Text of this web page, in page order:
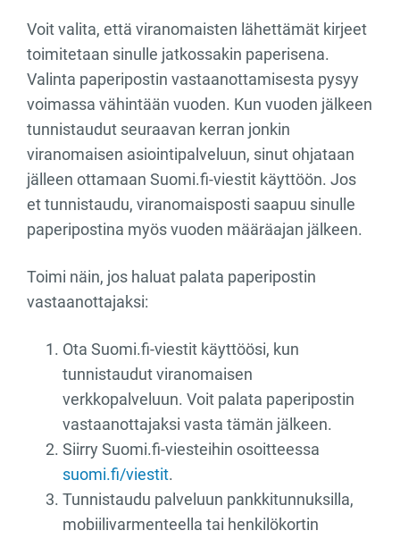
Voit valita, että viranomaisten lähettämät kirjeet
toimitetaan sinulle jatkossakin paperisena.
Valinta paperipostin vastaanottamisesta pysyy
voimassa vähintään vuoden. Kun vuoden jälkeen
tunnistaudut seuraavan kerran jonkin
viranomaisen asiointipalveluun, sinut ohjataan
jälleen ottamaan Suomi.fi-viestit käyttöön. Jos
et tunnistaudu, viranomaisposti saapuu sinulle
paperipostina myös vuoden määräajan jälkeen.
Toimi näin, jos haluat palata paperipostin
vastaanottajaksi:
Ota Suomi.fi-viestit käyttöösi, kun
tunnistaudut viranomaisen
verkkopalveluun. Voit palata paperipostin
vastaanottajaksi vasta tämän jälkeen.
Siirry Suomi.fi-viesteihin osoitteessa
suomi.fi/viestit.
Tunnistaudu palveluun pankkitunnuksilla,
mobiilivarmenteella tai henkilökortin